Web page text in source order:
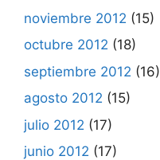
noviembre 2012 (15)
octubre 2012 (18)
septiembre 2012 (16)
agosto 2012 (15)
julio 2012 (17)
junio 2012 (17)